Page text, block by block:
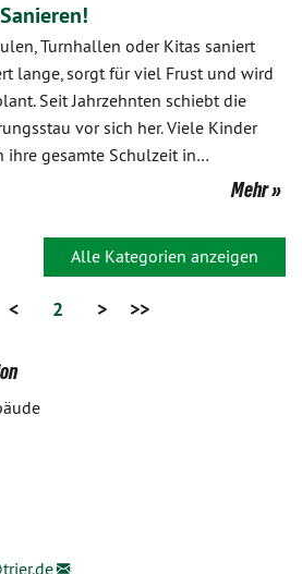
Turnhallen oder Kitas saniert
lange, sorgt für viel Frust und wird
Seit Jahrzehnten schiebt die
vor sich her. Viele Kinder
ihre gesamte Schulzeit in…
Mehr
Alle Kategorien anzeigen
< 2 > >>
trier.de